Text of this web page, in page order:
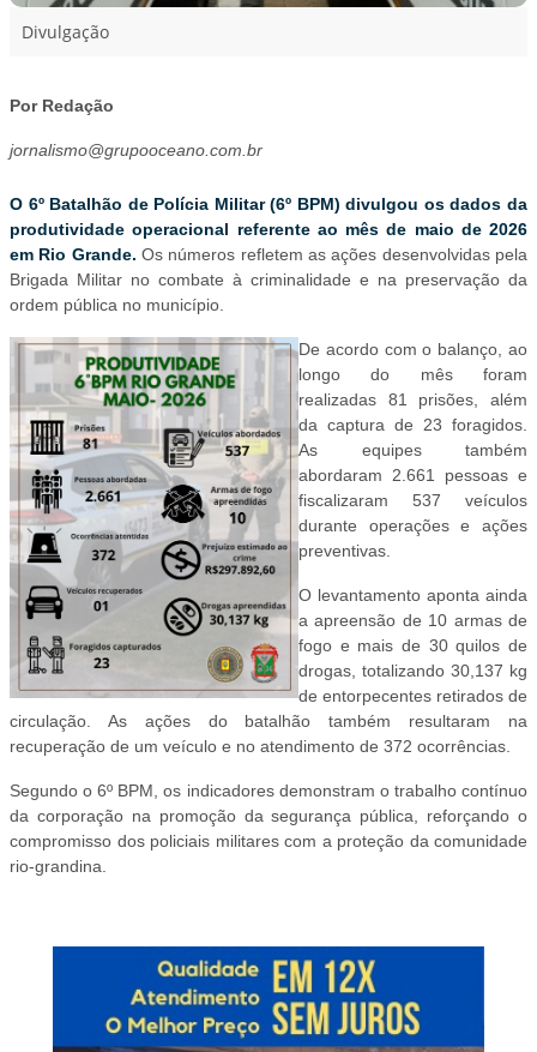
Divulgação
Por Redação
jornalismo@grupooceano.com.br
O 6º Batalhão de Polícia Militar (6º BPM) divulgou os dados da
produtividade operacional referente ao mês de maio de 2026
em Rio Grande. Os números refletem as ações desenvolvidas pela
Brigada Militar no combate à criminalidade e na preservação da
ordem pública no município.
De acordo com o balanço, ao
longo do mês foram
realizadas 81 prisões, além
da captura de 23 foragidos.
As equipes também
abordaram 2.661 pessoas e
fiscalizaram 537 veículos
durante operações e ações
preventivas.
O levantamento aponta ainda
a apreensão de 10 armas de
fogo e mais de 30 quilos de
drogas, totalizando 30,137 kg
de entorpecentes retirados de
circulação. As ações do batalhão também resultaram na
recuperação de um veículo e no atendimento de 372 ocorrências.
Segundo o 6º BPM, os indicadores demonstram o trabalho contínuo
da corporação na promoção da segurança pública, reforçando o
compromisso dos policiais militares com a proteção da comunidade
rio-grandina.